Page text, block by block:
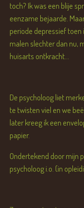
toch? Ik was een blije
eenzame bejaarde.
periode depressief toen
malen slechter dan nu,
huisarts ontkracht...
De psycholoog liet
te twisten viel en we
later kreeg ik een
papier.
Ondertekend door mijn
psycholoog i.o. (in